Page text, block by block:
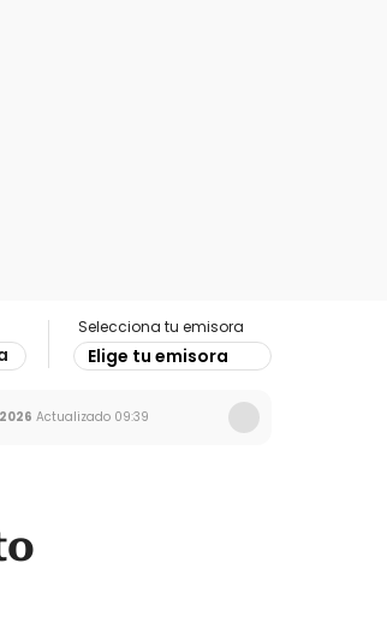
Selecciona tu emisora
Elige tu emisora
Actualizado 09:39